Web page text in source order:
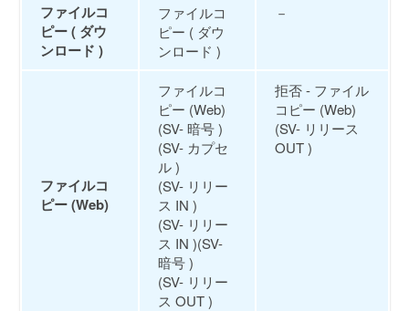
ファイルコ
ピー ( ダウ
ンロード )
ファイルコ
ピー ( ダウ
ンロード )
－
ファイルコ
ピー (Web)
ファイルコ
ピー (Web)
(SV- 暗号 )
(SV- カプセ
ル )
(SV- リリー
ス IN )
(SV- リリー
ス IN )(SV-
暗号 )
(SV- リリー
ス OUT )
拒否 - ファイル
コピー (Web)
(SV- リリース
OUT )